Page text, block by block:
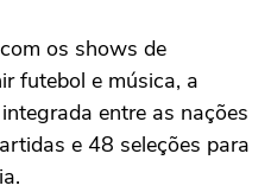
os shows de
futebol e música, a
entre as nações
e 48 seleções para